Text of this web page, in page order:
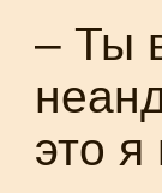
– Ты
это я